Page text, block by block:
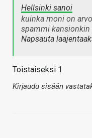
Hellsinki sanoi
kuinka moni on
spammi
Napsauta
Toistaiseksi 1
Kirjaudu sisään